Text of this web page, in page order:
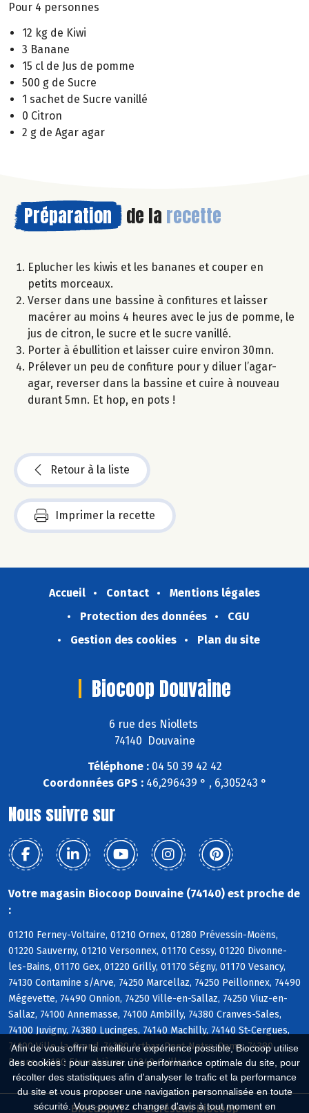
Afin de vous offrir la meilleure expérience possible, Biocoop utilise
des cookies : pour assurer une performance optimale du site, pour
récolter des statistiques afin d'analyser le trafic et la performance
du site et vous proposer une navigation personnalisée en toute
sécurité. Vous pouvez changer d'avis à tout moment en
Pour 4 personnes
12 kg de Kiwi
3 Banane
15 cl de Jus de pomme
500 g de Sucre
1 sachet de Sucre vanillé
0 Citron
2 g de Agar agar
Préparation de la recette
Eplucher les kiwis et les bananes et couper en
petits morceaux.
Verser dans une bassine à confitures et laisser
macérer au moins 4 heures avec le jus de pomme, le
jus de citron, le sucre et le sucre vanillé.
Porter à ébullition et laisser cuire environ 30mn.
Prélever un peu de confiture pour y diluer l’agar-
agar, reverser dans la bassine et cuire à nouveau
durant 5mn. Et hop, en pots !
Retour à la liste
Imprimer la recette
Accueil Contact
Mentions légales
Protection des données
CGU
Gestion des cookies
Plan du site
Biocoop Douvaine
6 rue des Niollets
74140 Douvaine
Téléphone :04 50 39 42 42
Coordonnées GPS :46,296439 ° , 6,305243 °
Nous suivre sur
Votre magasin Biocoop Douvaine (74140) est proche de
:
01210 Ferney-Voltaire, 01210 Ornex, 01280 Prévessin-Moëns,
01220 Sauverny, 01210 Versonnex, 01170 Cessy, 01220 Divonne-
les-Bains, 01170 Gex, 01220 Grilly, 01170 Ségny, 01170 Vesancy,
74130 Contamine s/Arve, 74250 Marcellaz, 74250 Peillonnex, 74490
Mégevette, 74490 Onnion, 74250 Ville-en-Sallaz, 74250 Viuz-en-
Sallaz, 74100 Annemasse, 74100 Ambilly, 74380 Cranves-Sales,
74100 Juvigny, 74380 Lucinges, 74140 Machilly, 74140 St-Cergues,
74100 Ville-la-Grand, 74380 Arthaz-Pont-Notre-Dame, 74380
Bonne, 74100 Etrembières, 74240 Gaillard
Biocoop.fr Le réseau Biocoop